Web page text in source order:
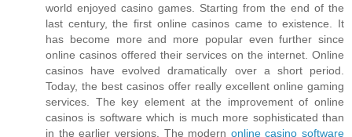
world enjoyed casino games. Starting from the end of the
last century, the first online casinos came to existence. It
has become more and more popular even further since
online casinos offered their services on the internet. Online
casinos have evolved dramatically over a short period.
Today, the best casinos offer really excellent online gaming
services. The key element at the improvement of online
casinos is software which is much more sophisticated than
in the earlier versions. The modern online casino software